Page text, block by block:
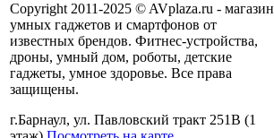
Copyright 2011-2025 © AVplaza.ru - магазин
умных гаджетов и смартфонов от
известных брендов. Фитнес-устройства,
дроны, умный дом, роботы, детские
гаджеты, умное здоровье. Все права
защищены.
г.Барнаул, ул. Павловский тракт 251В (1